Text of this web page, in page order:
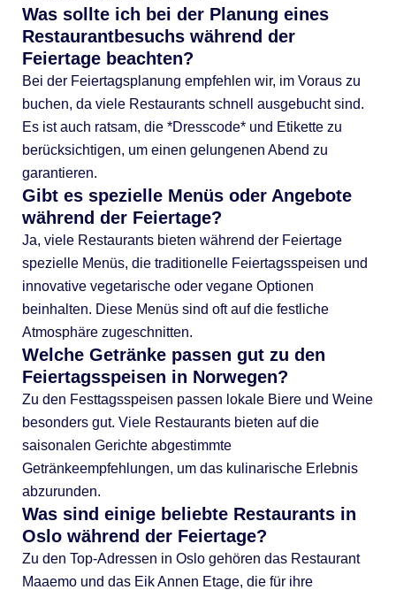
Was sollte ich bei der Planung eines
Restaurantbesuchs während der
Feiertage beachten?
Bei der Feiertagsplanung empfehlen wir, im Voraus zu
buchen, da viele Restaurants schnell ausgebucht sind.
Es ist auch ratsam, die *Dresscode* und Etikette zu
berücksichtigen, um einen gelungenen Abend zu
garantieren.
Gibt es spezielle Menüs oder Angebote
während der Feiertage?
Ja, viele Restaurants bieten während der Feiertage
spezielle Menüs, die traditionelle Feiertagsspeisen und
innovative vegetarische oder vegane Optionen
beinhalten. Diese Menüs sind oft auf die festliche
Atmosphäre zugeschnitten.
Welche Getränke passen gut zu den
Feiertagsspeisen in Norwegen?
Zu den Festtagsspeisen passen lokale Biere und Weine
besonders gut. Viele Restaurants bieten auf die
saisonalen Gerichte abgestimmte
Getränkeempfehlungen, um das kulinarische Erlebnis
abzurunden.
Was sind einige beliebte Restaurants in
Oslo während der Feiertage?
Zu den Top-Adressen in Oslo gehören das Restaurant
Maaemo und das Eik Annen Etage, die für ihre